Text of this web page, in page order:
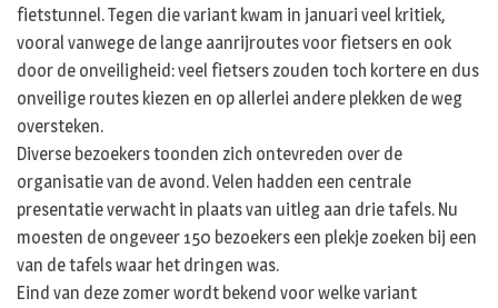
fietstunnel. Tegen die variant kwam in januari veel kritiek,
vooral vanwege de lange aanrijroutes voor fietsers en ook
door de onveiligheid: veel fietsers zouden toch kortere en dus
onveilige routes kiezen en op allerlei andere plekken de weg
oversteken.
Diverse bezoekers toonden zich ontevreden over de
organisatie van de avond. Velen hadden een centrale
presentatie verwacht in plaats van uitleg aan drie tafels. Nu
moesten de ongeveer 150 bezoekers een plekje zoeken bij een
van de tafels waar het dringen was.
Eind van deze zomer wordt bekend voor welke variant